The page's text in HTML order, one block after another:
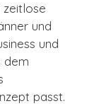
und
und
passt.